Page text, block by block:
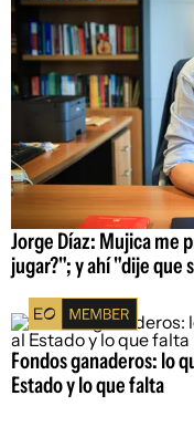
Jorge Díaz: Mujica me
jugar?"; y ahí "dije que
Fondos ganaderos: lo
Estado y lo que falta